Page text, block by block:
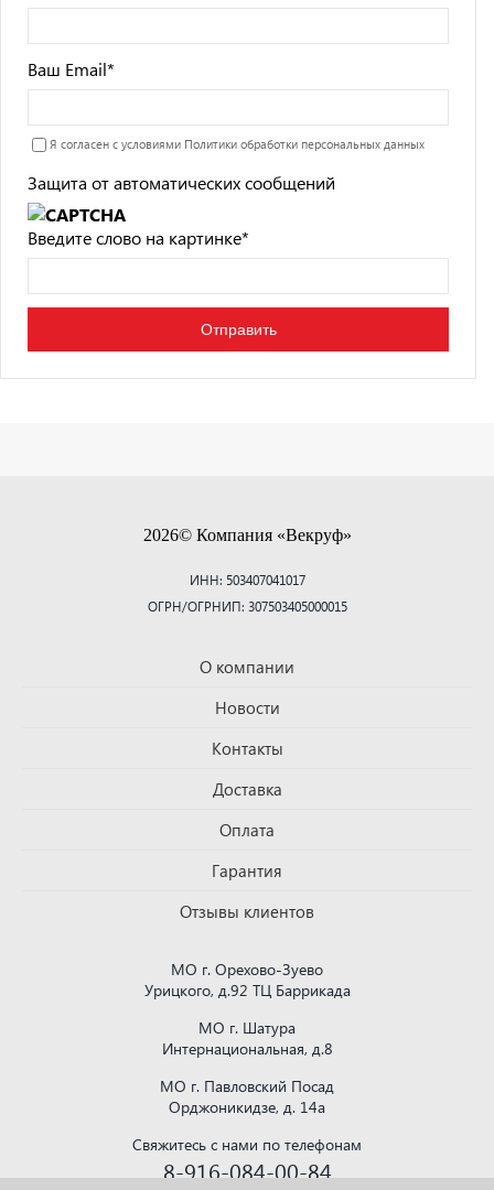
Ваш Email*
Я согласен с условиями Политики обработки персональных данных
Защита от автоматических сообщений
Введите слово на картинке*
2026© Компания «Векруф»
ИНН: 503407041017
ОГРН/ОГРНИП: 307503405000015
О компании
Новости
Контакты
Доставка
Оплата
Гарантия
Отзывы клиентов
МО г. Орехово-Зуево
Урицкого, д.92 ТЦ Баррикада
МО г. Шатура
Интернациональная, д.8
МО г. Павловский Посад
Орджоникидзе, д. 14а
Свяжитесь с нами по телефонам
8-916-084-00-84